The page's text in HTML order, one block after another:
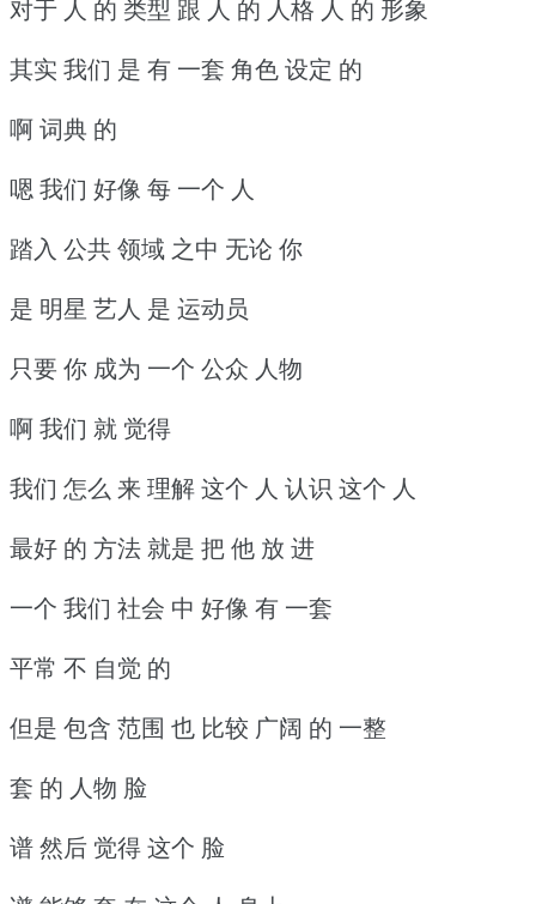
对于 人 的 类型 跟 人 的 人格 人 的 形象
其实 我们 是 有 一套 角色 设定 的
啊 词典 的
嗯 我们 好像 每 一个 人
踏入 公共 领域 之中 无论 你
是 明星 艺人 是 运动员
只要 你 成为 一个 公众 人物
啊 我们 就 觉得
我们 怎么 来 理解 这个 人 认识 这个 人
最好 的 方法 就是 把 他 放 进
一个 我们 社会 中 好像 有 一套
平常 不 自觉 的
但是 包含 范围 也 比较 广阔 的 一整
套 的 人物 脸
谱 然后 觉得 这个 脸